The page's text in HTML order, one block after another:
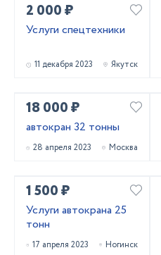
2 000 ₽
Услуги спецтехники
11 декабря 2023 Якутск
18 000 ₽
автокран 32 тонны
28 апреля 2023 Москва
1 500 ₽
Услуги автокрана 25
тонн
17 апреля 2023 Ногинск